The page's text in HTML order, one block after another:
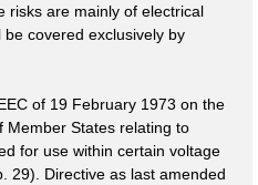
risks are mainly of electrical
covered exclusively by
of 19 February 1973 on the
Member States relating to
for use within certain voltage
29). Directive as last amended